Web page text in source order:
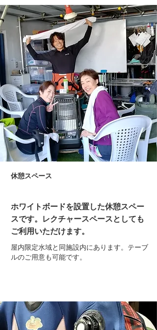
休憩スペース
ホワイトボードを設置した休憩スペー
スです。レクチャースペースとしても
ご利用いただけます。
​屋内限定水域と同施設内にあります。テーブ
ルのご用意も可能です。